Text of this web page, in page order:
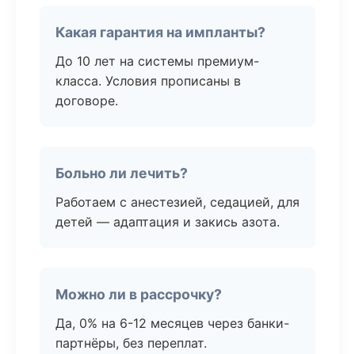
Какая гарантия на импланты?
До 10 лет на системы премиум-
класса. Условия прописаны в
договоре.
Больно ли лечить?
Работаем с анестезией, седацией, для
детей — адаптация и закись азота.
Можно ли в рассрочку?
Да, 0% на 6-12 месяцев через банки-
партнёры, без переплат.